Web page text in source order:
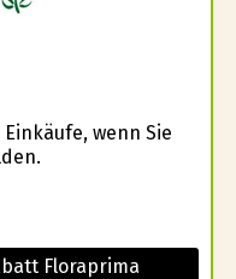
wenn Sie
Floraprima